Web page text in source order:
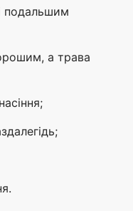
подальшим
а трава